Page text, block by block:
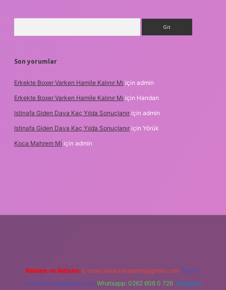
Son yorumlar
Erkekte Boxer Varken Hamile Kalınır Mı için admin
Erkekte Boxer Varken Hamile Kalınır Mı için Handan
Istinafa Giden Dava Kaç Yılda Sonuçlanır için admin
Istinafa Giden Dava Kaç Yılda Sonuçlanır için Yörük
Koca Mahrem Mi için admin
Reklam ve İletişim: E-mail: backlinkpaneli@gmail.com Teams:
forumhizmeti@gmail.com Whatsapp: 0262 606 0 726 Telegram: